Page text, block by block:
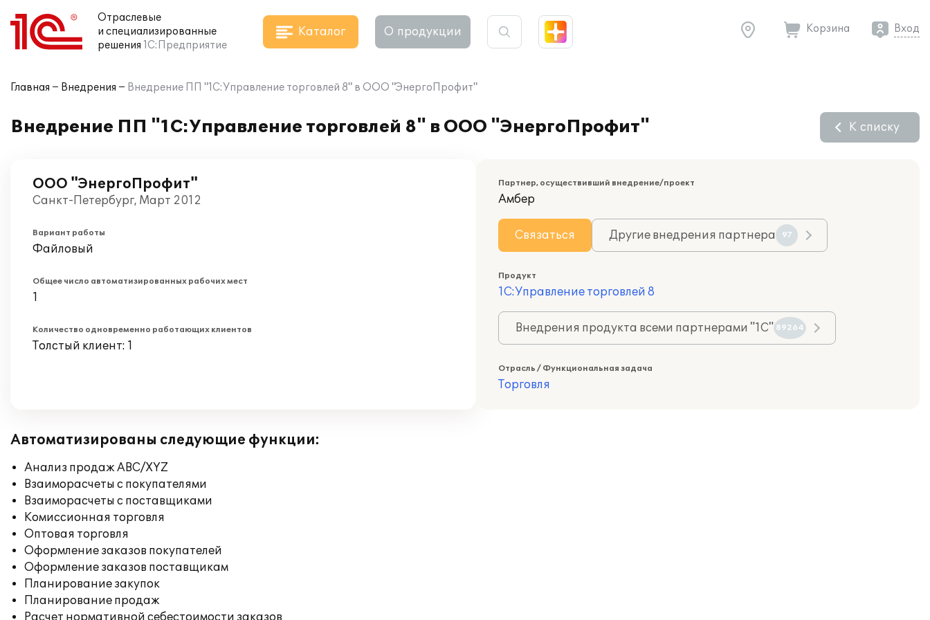
Отраслевые
и специализированные
решения 1С:Предприятие
Каталог О продукции Корзина Вход
Главная Внедрения Внедрение ПП "1С:Управление торговлей 8" в ООО "ЭнергоПрофит"
Внедрение ПП "1С:Управление торговлей 8" в ООО "ЭнергоПрофит" К списку
ООО "ЭнергоПрофит"
Санкт-Петербург, Март 2012
Вариант работы
Файловый
Общее число автоматизированных рабочих мест
1
Количество одновременно работающих клиентов
Толстый клиент: 1
Партнер, осуществивший внедрение/проект
Амбер
Связаться Другие внедрения партнера 97
Продукт
1С:Управление торговлей 8
Внедрения продукта всеми партнерами "1С" 89264
Отрасль / Функциональная задача
Торговля
Автоматизированы следующие функции:
Анализ продаж ABC/XYZ
Взаиморасчеты с покупателями
Взаиморасчеты с поставщиками
Комиссионная торговля
Оптовая торговля
Оформление заказов покупателей
Оформление заказов поставщикам
Планирование закупок
Планирование продаж
Расчет нормативной себестоимости заказов